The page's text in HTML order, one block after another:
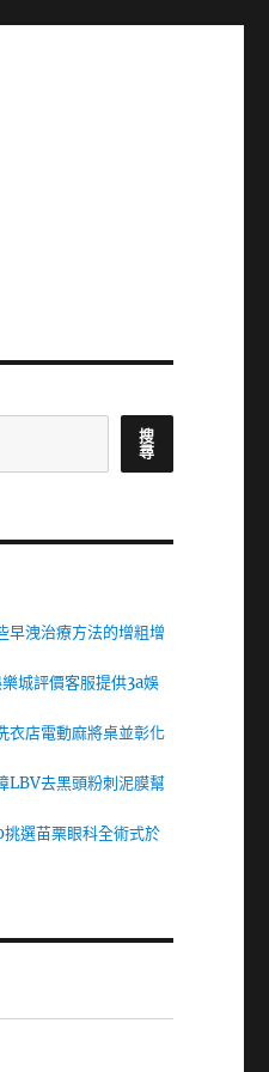
搜
尋
早洩治療方法的增粗增
城評價客服提供3a娛
衣店電動麻將桌並彰化
LBV去黑頭粉刺泥膜幫
選苗栗眼科全術式於